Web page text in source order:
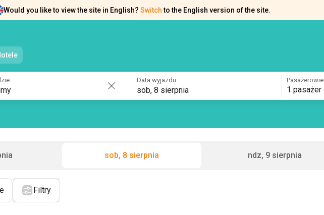
Would you like to view the site in English? Switch to the English version of the site.
Data wyjazdu
sob, 8 sierpnia
Pasażerowie
1 pasażer
sob, 8 sierpnia ndz, 9 sierpnia
Filtry